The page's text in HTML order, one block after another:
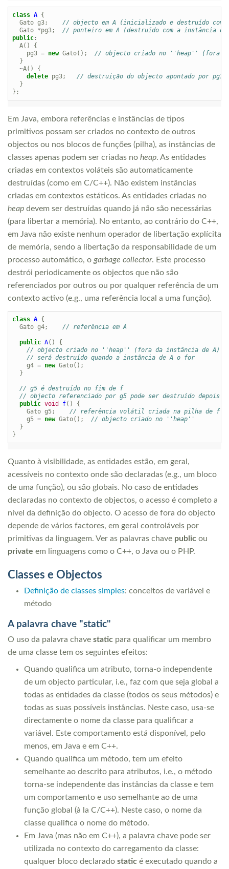
class A {
Gato g3;
// objecto em A (inicializado e destruído com
Gato *pg3;
// ponteiro em A (destruído com a instância de
public :
A()
{
pg3 = new Gato();
// objecto criado no ''heap'' (fora
}
~A()
{
delete pg3;
// destruição do objecto apontado por pg3
}
};
Em Java, embora referências e instâncias de tipos
primitivos possam ser criados no contexto de outros
objectos ou nos blocos de funções (pilha), as instâncias de
classes apenas podem ser criadas no heap. As entidades
criadas em contextos voláteis são automaticamente
destruídas (como em C/C++). Não existem instâncias
criadas em contextos estáticos. As entidades criadas no
heap devem ser destruídas quando já não são necessárias
(para libertar a memória). No entanto, ao contrário do C++,
em Java não existe nenhum operador de libertação explícita
de memória, sendo a libertação da responsabilidade de um
processo automático, o garbage collector. Este processo
destrói periodicamente os objectos que não são
referenciados por outros ou por qualquer referência de um
contexto activo (e.g., uma referência local a uma função).
class A {
Gato g4; // referência em A
public A()
{
// objecto criado no ''heap'' (fora da instância de A)
// será destruído quando a instância de A o for
g4 = new Gato();
}
// g5 é destruído no fim de f
// objecto referenciado por g5 pode ser destruído depois
public void f()
{
Gato g5;
// referência volátil criada na pilha de f
g5 = new Gato();
// objecto criado no ''heap''
}
}
Quanto à visibilidade, as entidades estão, em geral,
acessíveis no contexto onde são declaradas (e.g., um bloco
de uma função), ou são globais. No caso de entidades
declaradas no contexto de objectos, o acesso é completo a
nível da definição do objecto. O acesso de fora do objecto
depende de vários factores, em geral controláveis por
primitivas da linguagem. Ver as palavras chave public ou
private em linguagens como o C++, o Java ou o PHP.
Classes e Objectos
Definição de classes simples: conceitos de variável e
método
A palavra chave "static"
O uso da palavra chave static para qualificar um membro
de uma classe tem os seguintes efeitos:
Quando qualifica um atributo, torna-o independente
de um objecto particular, i.e., faz com que seja global a
todas as entidades da classe (todos os seus métodos) e
todas as suas possíveis instâncias. Neste caso, usa-se
directamente o nome da classe para qualificar a
variável. Este comportamento está disponível, pelo
menos, em Java e em C++.
Quando qualifica um método, tem um efeito
semelhante ao descrito para atributos, i.e., o método
torna-se independente das instâncias da classe e tem
um comportamento e uso semelhante ao de uma
função global (à la C/C++). Neste caso, o nome da
classe qualifica o nome do método.
Em Java (mas não em C++), a palavra chave pode ser
utilizada no contexto do carregamento da classe:
qualquer bloco declarado static é executado quando a